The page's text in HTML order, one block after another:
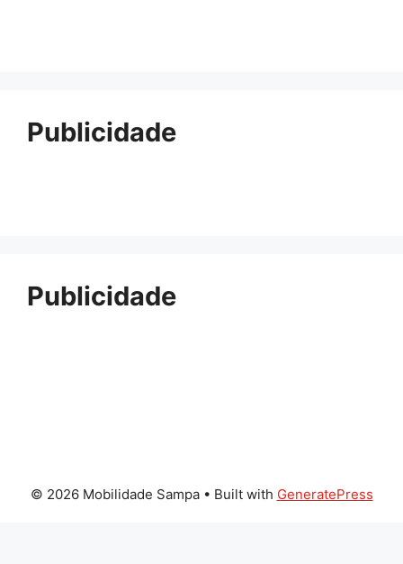
Publicidade
Publicidade
© 2026 Mobilidade Sampa• Built with GeneratePress